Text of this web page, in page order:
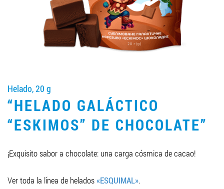
LLEGAR A SER SOCIO
0412 48 28 17
0412 42 29 23
Helado, 20 g
“HELADO GALÁCTICO
“ESKIMOS” DE CHOCOLATE”
¡Exquisito sabor a chocolate: una carga cósmica de cacao!
Ver toda la línea de helados«ESQUIMAL».